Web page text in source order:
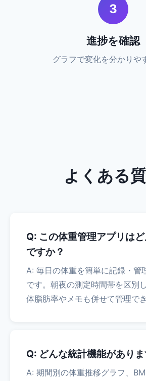
3
進捗を確認
グラフで変化を分かりや
よくある
Q: この体重管理アプリは
ですか？
A: 毎日の体重を簡単に記録・管
です。朝夜の測定時間帯を区別
体脂肪率やメモも併せて管理でき
Q: どんな統計機能がありま
A: 期間別の体重推移グラフ、